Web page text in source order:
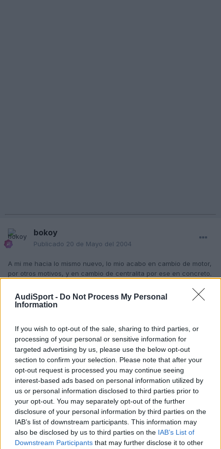
AudiSport - Do Not Process My Personal
Information
If you wish to opt-out of the sale, sharing to third parties, or
processing of your personal or sensitive information for
targeted advertising by us, please use the below opt-out
section to confirm your selection. Please note that after your
opt-out request is processed you may continue seeing
interest-based ads based on personal information utilized by
us or personal information disclosed to third parties prior to
your opt-out. You may separately opt-out of the further
disclosure of your personal information by third parties on the
IAB’s list of downstream participants. This information may
also be disclosed by us to third parties on the IAB’s List of
Downstream Participants that may further disclose it to other
bokoy
Publicado 20 de Mayo del 2004
A mi me hacia lo mismo nuevo, lo mio acabo en cambio de motor,
por otros motivos, y en cambio de centralita por ese en concreto.
Yo creo k sera de centralita o algo electronico casi seguro, y si
ademas dices k con el calor peor pues...
Responder
quattro
Publicado 20 de Mayo del 2004
Puede ser también del turbo....es como si derrepente baja el
empuje pero el motor sigue sonando bien,y en 1 segundo vuelve
a empujar de nuevo.